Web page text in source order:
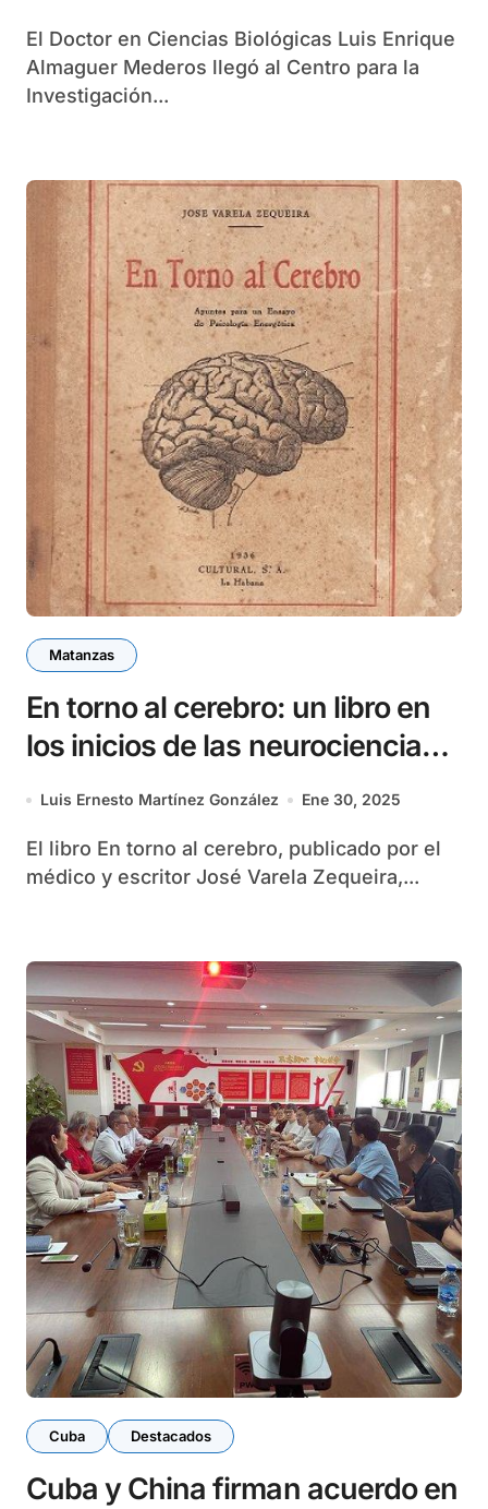
El Doctor en Ciencias Biológicas Luis Enrique
Almaguer Mederos llegó al Centro para la
Investigación...
Matanzas
En torno al cerebro: un libro en
los inicios de las neurociencias
en Cuba
Luis Ernesto Martínez González Ene 30, 2025
El libro En torno al cerebro, publicado por el
médico y escritor José Varela Zequeira,...
Cuba Destacados
Cuba y China firman acuerdo en